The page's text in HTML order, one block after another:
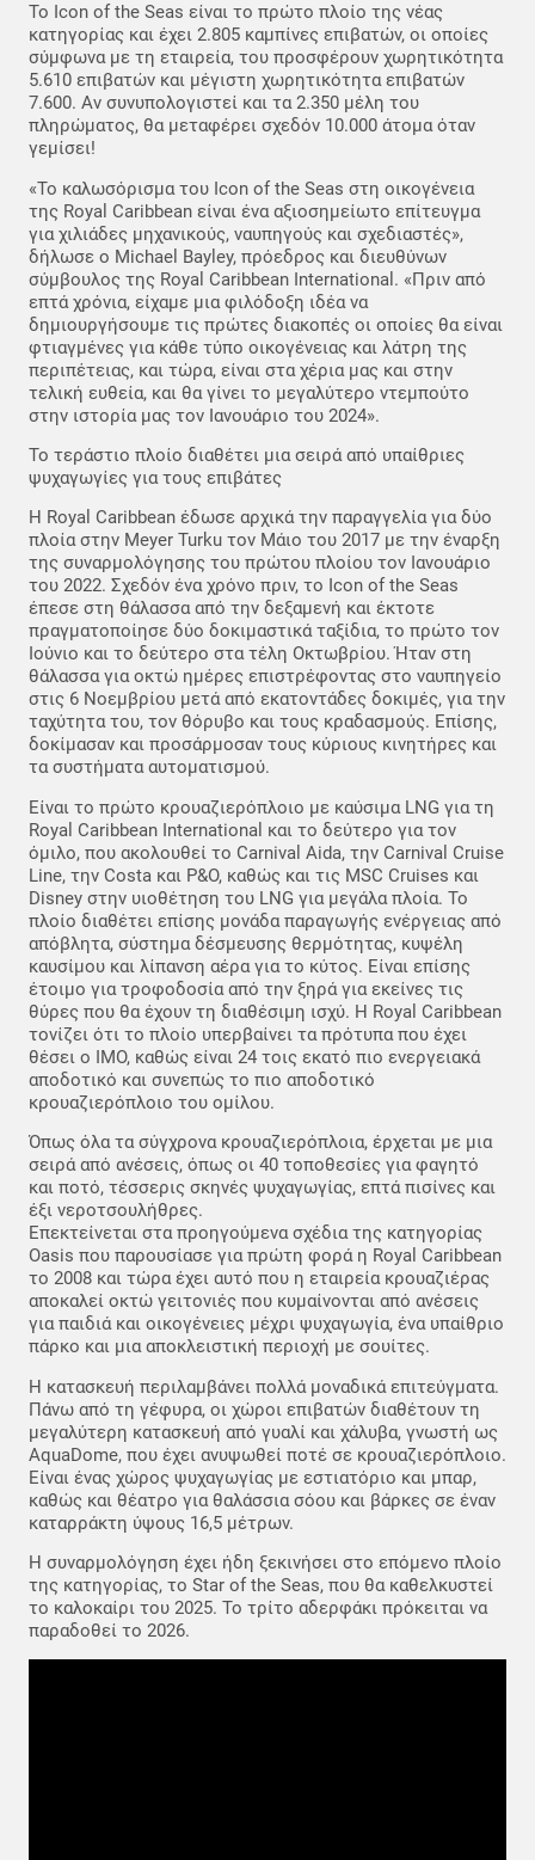
Το Icon of the Seas είναι το πρώτο πλοίο της νέας
κατηγορίας και έχει 2.805 καμπίνες επιβατών, οι οποίες
σύμφωνα με τη εταιρεία, του προσφέρουν χωρητικότητα
5.610 επιβατών και μέγιστη χωρητικότητα επιβατών
7.600. Αν συνυπολογιστεί και τα 2.350 μέλη του
πληρώματος, θα μεταφέρει σχεδόν 10.000 άτομα όταν
γεμίσει!
«Το καλωσόρισμα του Icon of the Seas στη οικογένεια
της Royal Caribbean είναι ένα αξιοσημείωτο επίτευγμα
για χιλιάδες μηχανικούς, ναυπηγούς και σχεδιαστές»,
δήλωσε ο Michael Bayley, πρόεδρος και διευθύνων
σύμβουλος της Royal Caribbean International. «Πριν από
επτά χρόνια, είχαμε μια φιλόδοξη ιδέα να
δημιουργήσουμε τις πρώτες διακοπές οι οποίες θα είναι
φτιαγμένες για κάθε τύπο οικογένειας και λάτρη της
περιπέτειας, και τώρα, είναι στα χέρια μας και στην
τελική ευθεία, και θα γίνει το μεγαλύτερο ντεμπούτο
στην ιστορία μας τον Ιανουάριο του 2024».
Το τεράστιο πλοίο διαθέτει μια σειρά από υπαίθριες
ψυχαγωγίες για τους επιβάτες
Η Royal Caribbean έδωσε αρχικά την παραγγελία για δύο
πλοία στην Meyer Turku τον Μάιο του 2017 με την έναρξη
της συναρμολόγησης του πρώτου πλοίου τον Ιανουάριο
του 2022. Σχεδόν ένα χρόνο πριν, το Icon of the Seas
έπεσε στη θάλασσα από την δεξαμενή και έκτοτε
πραγματοποίησε δύο δοκιμαστικά ταξίδια, το πρώτο τον
Ιούνιο και το δεύτερο στα τέλη Οκτωβρίου. Ήταν στη
θάλασσα για οκτώ ημέρες επιστρέφοντας στο ναυπηγείο
στις 6 Νοεμβρίου μετά από εκατοντάδες δοκιμές, για την
ταχύτητα του, τον θόρυβο και τους κραδασμούς. Επίσης,
δοκίμασαν και προσάρμοσαν τους κύριους κινητήρες και
τα συστήματα αυτοματισμού.
Είναι το πρώτο κρουαζιερόπλοιο με καύσιμα LNG για τη
Royal Caribbean International και το δεύτερο για τον
όμιλο, που ακολουθεί το Carnival Aida, την Carnival Cruise
Line, την Costa και P&O, καθώς και τις MSC Cruises και
Disney στην υιοθέτηση του LNG για μεγάλα πλοία. Το
πλοίο διαθέτει επίσης μονάδα παραγωγής ενέργειας από
απόβλητα, σύστημα δέσμευσης θερμότητας, κυψέλη
καυσίμου και λίπανση αέρα για το κύτος. Είναι επίσης
έτοιμο για τροφοδοσία από την ξηρά για εκείνες τις
θύρες που θα έχουν τη διαθέσιμη ισχύ. Η Royal Caribbean
τονίζει ότι το πλοίο υπερβαίνει τα πρότυπα που έχει
θέσει ο ΙΜΟ, καθώς είναι 24 τοις εκατό πιο ενεργειακά
αποδοτικό και συνεπώς το πιο αποδοτικό
κρουαζιερόπλοιο του ομίλου.
Όπως όλα τα σύγχρονα κρουαζιερόπλοια, έρχεται με μια
σειρά από ανέσεις, όπως οι 40 τοποθεσίες για φαγητό
και ποτό, τέσσερις σκηνές ψυχαγωγίας, επτά πισίνες και
έξι νεροτσουλήθρες.
Επεκτείνεται στα προηγούμενα σχέδια της κατηγορίας
Oasis που παρουσίασε για πρώτη φορά η Royal Caribbean
το 2008 και τώρα έχει αυτό που η εταιρεία κρουαζιέρας
αποκαλεί οκτώ γειτονιές που κυμαίνονται από ανέσεις
για παιδιά και οικογένειες μέχρι ψυχαγωγία, ένα υπαίθριο
πάρκο και μια αποκλειστική περιοχή με σουίτες.
Η κατασκευή περιλαμβάνει πολλά μοναδικά επιτεύγματα.
Πάνω από τη γέφυρα, οι χώροι επιβατών διαθέτουν τη
μεγαλύτερη κατασκευή από γυαλί και χάλυβα, γνωστή ως
AquaDome, που έχει ανυψωθεί ποτέ σε κρουαζιερόπλοιο.
Είναι ένας χώρος ψυχαγωγίας με εστιατόριο και μπαρ,
καθώς και θέατρο για θαλάσσια σόου και βάρκες σε έναν
καταρράκτη ύψους 16,5 μέτρων.
Η συναρμολόγηση έχει ήδη ξεκινήσει στο επόμενο πλοίο
της κατηγορίας, το Star of the Seas, που θα καθελκυστεί
το καλοκαίρι του 2025. Το τρίτο αδερφάκι πρόκειται να
παραδοθεί το 2026.